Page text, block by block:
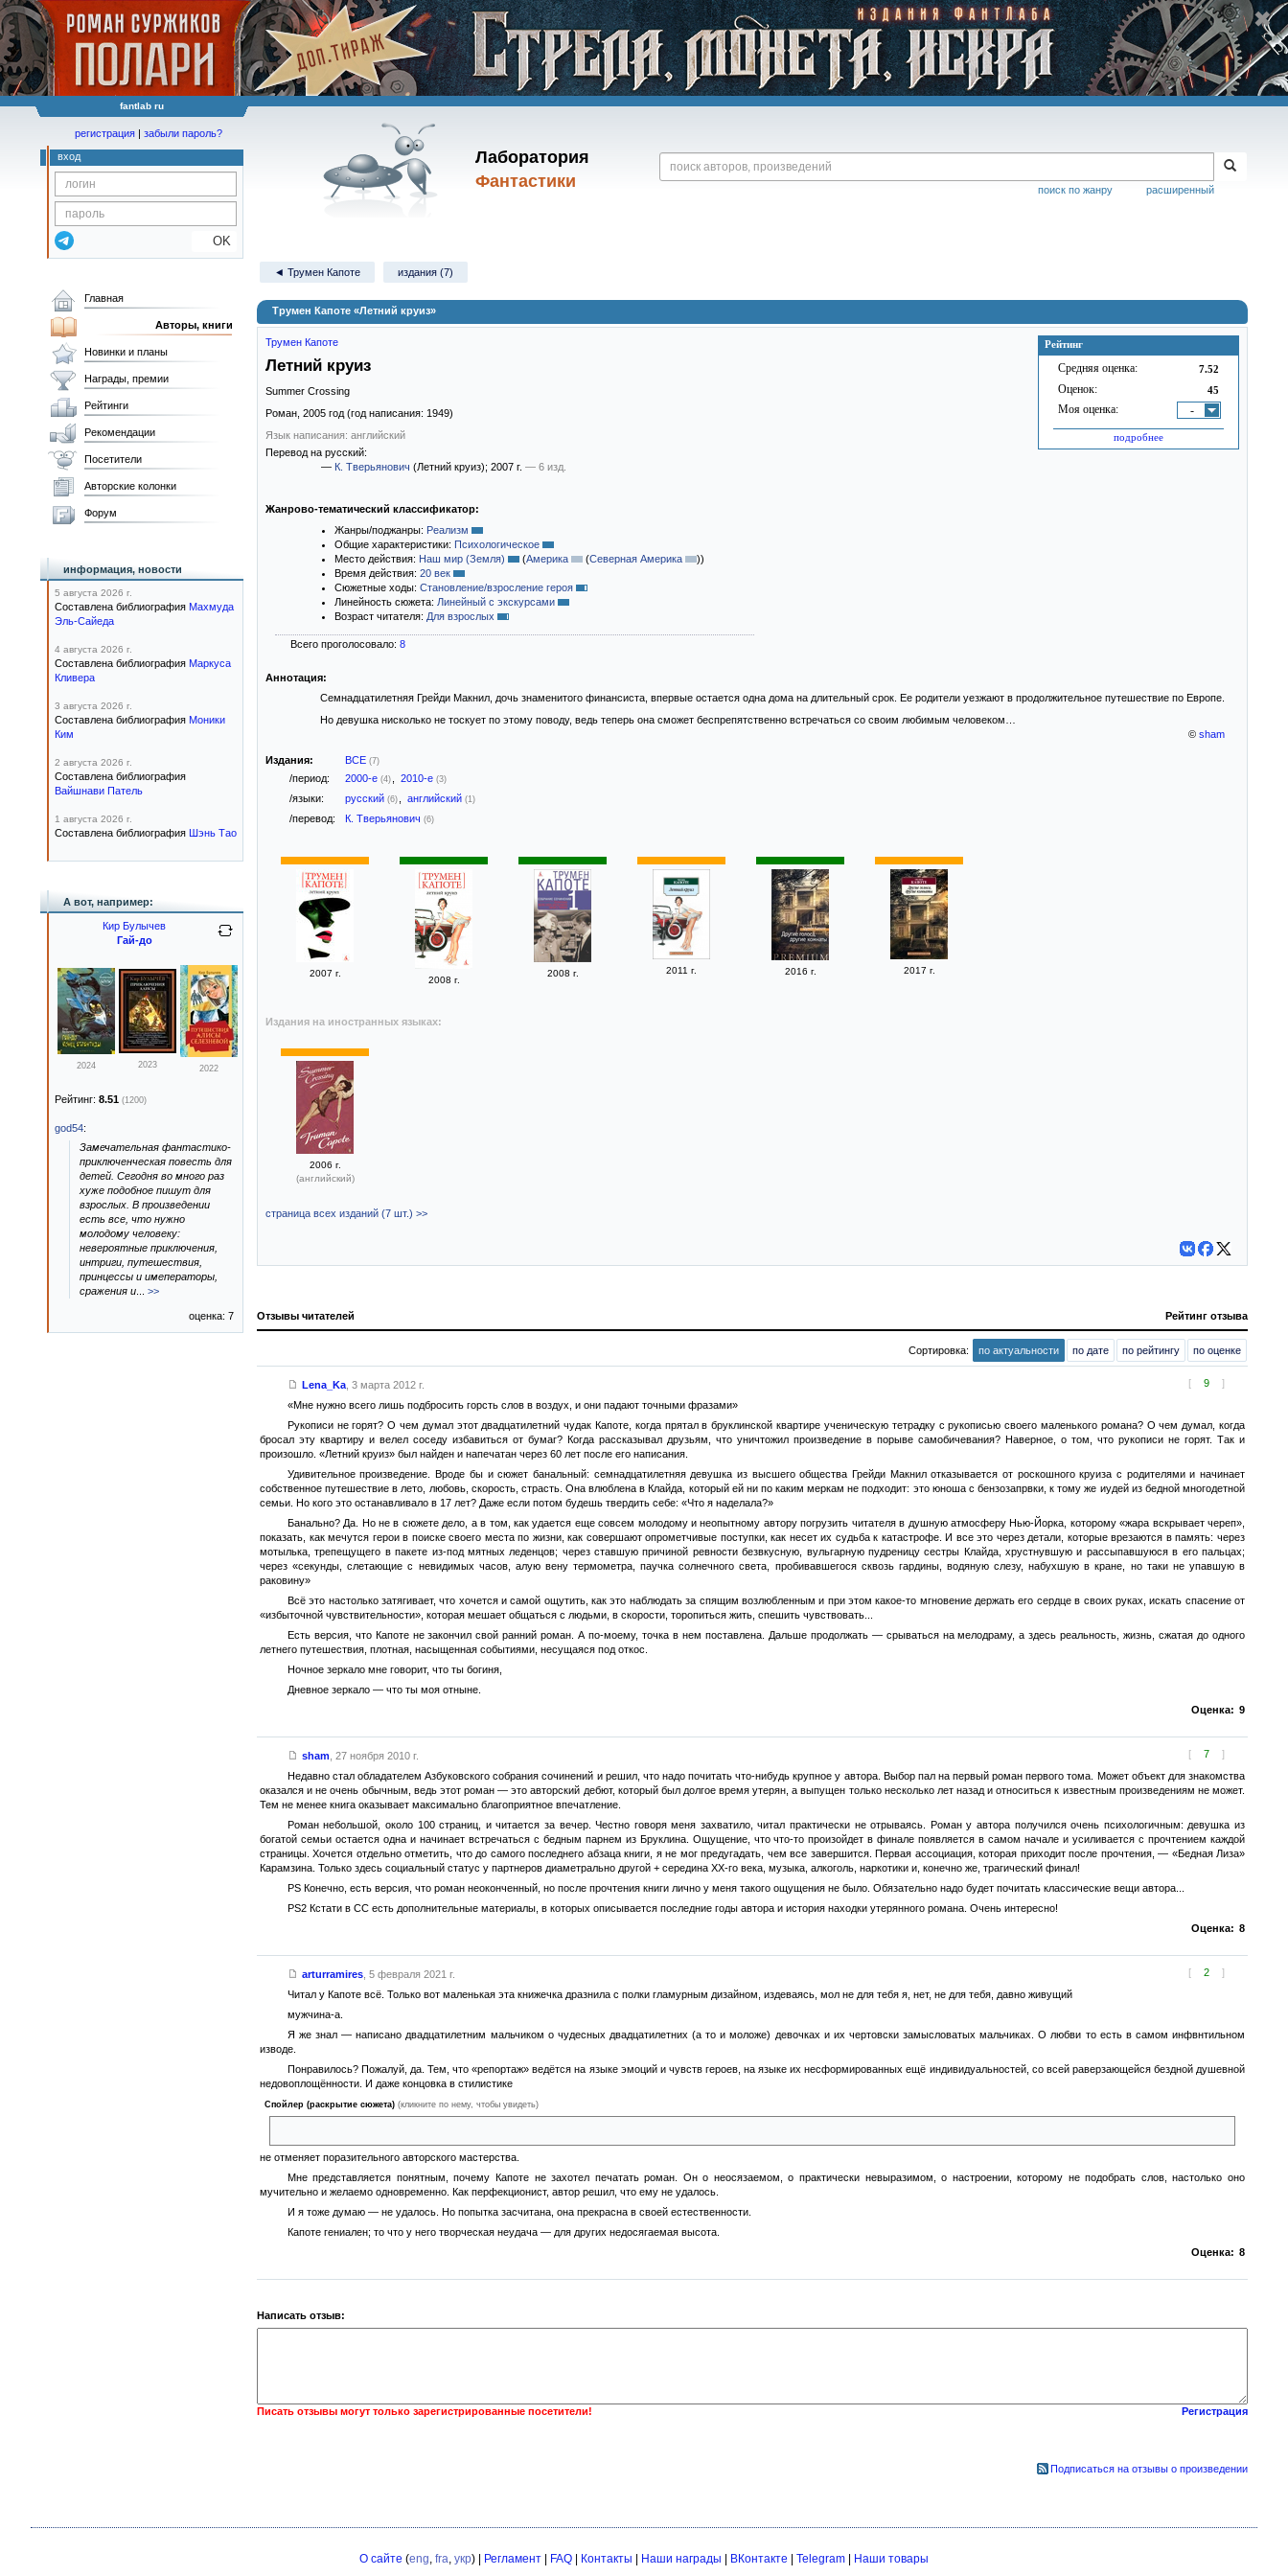
fantlab ru
Лаборатория
Фантастики
расширенный
поиск по жанру
регистрация | забыли пароль?
вход
OK
◄ Трумен Капоте издания (7)
Трумен Капоте «Летний круиз»
Рейтинг
Средняя оценка: 7.52
Оценок: 45
Моя оценка: -
подробнее
Трумен Капоте
Летний круиз
Summer Crossing
Роман, 2005 год (год написания: 1949)
Язык написания: английский
Перевод на русский:
— К. Тверьянович (Летний круиз); 2007 г. — 6 изд.
Жанрово-тематический классификатор:
Жанры/поджанры: Реализм
Общие характеристики: Психологическое
Место действия: Наш мир (Земля) (Америка (Северная Америка ))
Время действия: 20 век
Сюжетные ходы: Становление/взросление героя
Линейность сюжета: Линейный с экскурсами
Возраст читателя: Для взрослых
Всего проголосовало: 8
Аннотация:
Семнадцатилетняя Грейди Макнил, дочь знаменитого финансиста, впервые остается одна дома на длительный срок. Ее родители уезжают в продолжительное путешествие по Европе.
Но девушка нисколько не тоскует по этому поводу, ведь теперь она сможет беспрепятственно встречаться со своим любимым человеком…
© sham
Издания: ВСЕ (7)
/период: 2000-е (4) 2010-е (3)
/языки: русский (6) английский (1)
/перевод: К. Тверьянович (6)
2007 г.
2008 г.
2008 г. 2011 г. 2016 г. 2017 г.
Издания на иностранных языках:
2006 г.
(английский)
страница всех изданий (7 шт.) >>
Отзывы читателей Рейтинг отзыва
Сортировка: по актуальности по дате по рейтингу по оценке
[ 9 ]
Lena_Ka, 3 марта 2012 г.
«Мне нужно всего лишь подбросить горсть слов в воздух, и они падают точными фразами»
Рукописи не горят? О чем думал этот двадцатилетний чудак Капоте, когда прятал в бруклинской квартире ученическую тетрадку с рукописью своего маленького романа? О чем думал, когда
бросал эту квартиру и велел соседу избавиться от бумаг? Когда рассказывал друзьям, что уничтожил произведение в порыве самобичевания? Наверное, о том, что рукописи не горят. Так и
произошло. «Летний круиз» был найден и напечатан через 60 лет после его написания.
Удивительное произведение. Вроде бы и сюжет банальный: семнадцатилетняя девушка из высшего общества Грейди Макнил отказывается от роскошного круиза с родителями и начинает
собственное путешествие в лето, любовь, скорость, страсть. Она влюблена в Клайда, который ей ни по каким меркам не подходит: это юноша с бензозапрвки, к тому же иудей из бедной многодетной
семьи. Но кого это останавливало в 17 лет? Даже если потом будешь твердить себе: «Что я наделала?»
Банально? Да. Но не в сюжете дело, а в том, как удается еще совсем молодому и неопытному автору погрузить читателя в душную атмосферу Нью-Йорка, которому «жара вскрывает череп»,
показать, как мечутся герои в поиске своего места по жизни, как совершают опрометчивые поступки, как несет их судьба к катастрофе. И все это через детали, которые врезаются в память: через
мотылька, трепещущего в пакете из-под мятных леденцов; через ставшую причиной ревности безвкусную, вульгарную пудреницу сестры Клайда, хрустнувшую и рассыпавшуюся в его пальцах;
через «секунды, слетающие с невидимых часов, алую вену термометра, паучка солнечного света, пробивавшегося сквозь гардины, водяную слезу, набухшую в кране, но таки не упавшую в
раковину»
Всё это настолько затягивает, что хочется и самой ощутить, как это наблюдать за спящим возлюбленным и при этом какое-то мгновение держать его сердце в своих руках, искать спасение от
«избыточной чувствительности», которая мешает общаться с людьми, в скорости, торопиться жить, спешить чувствовать...
Есть версия, что Капоте не закончил свой ранний роман. А по-моему, точка в нем поставлена. Дальше продолжать — срываться на мелодраму, а здесь реальность, жизнь, сжатая до одного
летнего путешествия, плотная, насыщенная событиями, несущаяся под откос.
Ночное зеркало мне говорит, что ты богиня,
Дневное зеркало — что ты моя отныне.
Оценка: 9
[ 7 ]
sham 27 ноября 2010 г.
Недавно стал обладателем Азбуковского собрания сочинений и решил, что надо почитать что-нибудь крупное у автора. Выбор пал на первый роман первого тома. Может объект для знакомства
оказался и не очень обычным, ведь этот роман — это авторский дебют, который был долгое время утерян, а выпущен только несколько лет назад и относиться к известным произведениям не может.
Тем не менее книга оказывает максимально благоприятное впечатление.
Роман небольшой, около 100 страниц, и читается за вечер. Честно говоря меня захватило, читал практически не отрываясь. Роман у автора получился очень психологичным: девушка из
богатой семьи остается одна и начинает встречаться с бедным парнем из Бруклина. Ощущение, что что-то произойдет в финале появляется в самом начале и усиливается с прочтением каждой
страницы. Хочется отдельно отметить, что до самого последнего абзаца книги, я не мог предугадать, чем все завершится. Первая ассоциация, которая приходит после прочтения, — «Бедная Лиза»
Карамзина. Только здесь социальный статус у партнеров диаметрально другой + середина ХХ-го века, музыка, алкоголь, наркотики и, конечно же, трагический финал!
PS Конечно, есть версия, что роман неоконченный, но после прочтения книги лично у меня такого ощущения не было. Обязательно надо будет почитать классические вещи автора...
PS2 Кстати в СС есть дополнительные материалы, в которых описывается последние годы автора и история находки утерянного романа. Очень интересно!
Оценка: 8
[ 2 ]
arturramires, 5 февраля 2021 г.
Читал у Капоте всё. Только вот маленькая эта книжечка дразнила с полки гламурным дизайном, издеваясь, мол не для тебя я, нет, не для тебя, давно живущий
мужчина-а.
Я же знал — написано двадцатилетним мальчиком о чудесных двадцатилетних (а то и моложе) девочках и их чертовски замысловатых мальчиках. О любви то есть в самом инфвнтильном
изводе.
Понравилось? Пожалуй, да. Тем, что «репортаж» ведётся на языке эмоций и чувств героев, на языке их несформированных ещё индивидуальностей, со всей раверзающейся бездной душевной
недовоплощённости. И даже концовка в стилистике
Спойлер (раскрытие сюжета) (кликните по нему, чтобы увидеть)
не отменяет поразительного авторского мастерства.
Мне представляется понятным, почему Капоте не захотел печатать роман. Он о неосязаемом, о практически невыразимом, о настроении, которому не подобрать слов, настолько оно
мучительно и желаемо одновременно. Как перфекционист, автор решил, что ему не удалось.
И я тоже думаю — не удалось. Но попытка засчитана, она прекрасна в своей естественности.
Капоте гениален; то что у него творческая неудача — для других недосягаемая высота.
Оценка: 8
Написать отзыв:
Писать отзывы могут только зарегистрированные посетители! Регистрация
Подписаться на отзывы о произведении
Главная
Авторы, книги
Новинки и планы
Награды, премии
Рейтинги
Рекомендации
Посетители
Авторские колонки
Форум
информация, новости
5 августа 2026 г.
Составлена библиография Махмуда
Эль-Сайеда
4 августа 2026 г.
Составлена библиография Маркуса
Кливера
3 августа 2026 г.
Составлена библиография Моники
Ким
2 августа 2026 г.
Составлена библиография
Вайшнави Патель
1 августа 2026 г.
Составлена библиография Шэнь Тао
А вот, например:
Кир Булычев
Гай-до
2024 2023 2022
Рейтинг: 8.51 (1200)
god54:
Замечательная фантастико-
приключенческая повесть для
детей. Сегодня во много раз
хуже подобное пишут для
взрослых. В произведении
есть все, что нужно
молодому человеку:
невероятные приключения,
интриги, путешествия,
принцессы и имеператоры,
сражения и
>>
оценка: 7
О сайте (eng, fra, укр) | Регламент FAQ Контакты Наши награды ВКонтакте Telegram Наши товары